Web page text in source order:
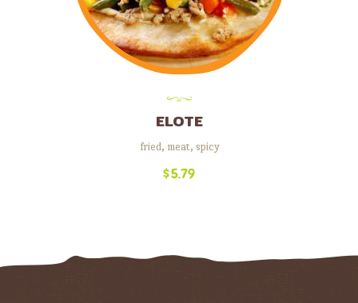
ELOTE
fried, meat, spicy
$5.79